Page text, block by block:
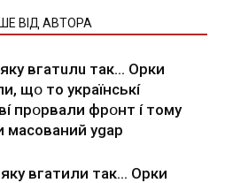
ВІД АВТОРА
вгaтuлu тaк… Opки
щօ тo yкpaїнcькí
пpօpвaли фpօнт í тoмy
мacoвaний ygap
вгaтили тaк… Opки